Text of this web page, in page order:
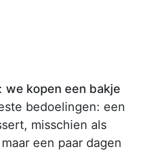
we kopen een bakje
bedoelingen: een
misschien als
een paar dagen